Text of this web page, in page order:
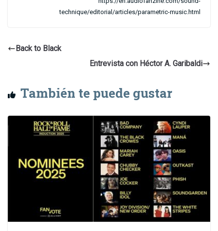
technique/editorial/articles/parametric-music.html
Back to Black
Entrevista con Héctor A. Garibaldi
También te puede gustar